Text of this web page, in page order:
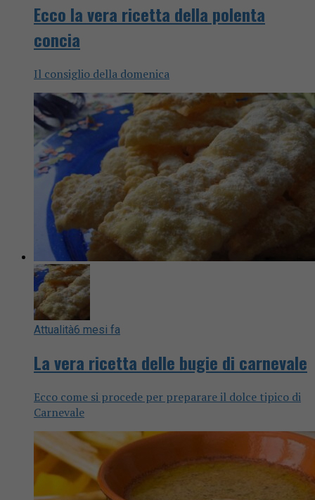
Ecco la vera ricetta della polenta
concia
Il consiglio della domenica
Attualità6 mesi fa
La vera ricetta delle bugie di carnevale
Ecco come si procede per preparare il dolce tipico di
Carnevale